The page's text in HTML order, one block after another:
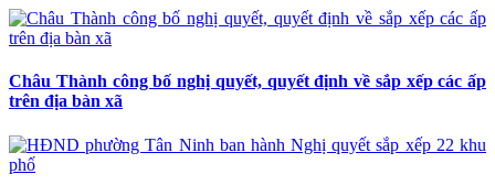
Châu Thành công bố nghị quyết, quyết định về sắp xếp các ấp
trên địa bàn xã